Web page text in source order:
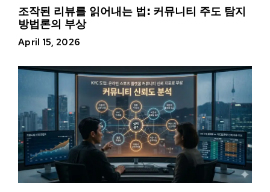
조작된 리뷰를 읽어내는 법: 커뮤니티 주도 탐지
방법론의 부상
April 15, 2026